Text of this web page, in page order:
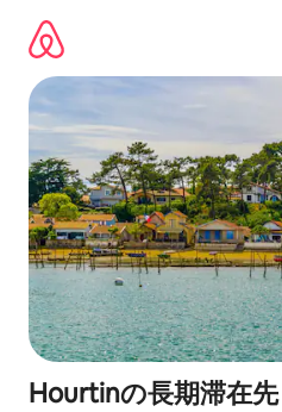
Hourtinの長期滞在先